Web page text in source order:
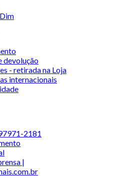
devolução
- retirada na Loja
internacionais
2181
|